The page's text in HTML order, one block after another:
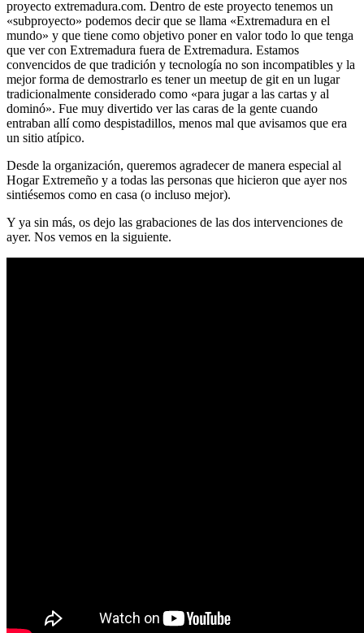
proyecto extremadura.com. Dentro de este proyecto tenemos un
«subproyecto» podemos decir que se llama «Extremadura en el
mundo» y que tiene como objetivo poner en valor todo lo que tenga
que ver con Extremadura fuera de Extremadura. Estamos
convencidos de que tradición y tecnología no son incompatibles y la
mejor forma de demostrarlo es tener un meetup de git en un lugar
tradicionalmente considerado como «para jugar a las cartas y al
dominó». Fue muy divertido ver las caras de la gente cuando
entraban allí como despistadillos, menos mal que avisamos que era
un sitio atípico.
Desde la organización, queremos agradecer de manera especial al
Hogar Extremeño y a todas las personas que hicieron que ayer nos
sintiésemos como en casa (o incluso mejor).
Y ya sin más, os dejo las grabaciones de las dos intervenciones de
ayer. Nos vemos en la siguiente.